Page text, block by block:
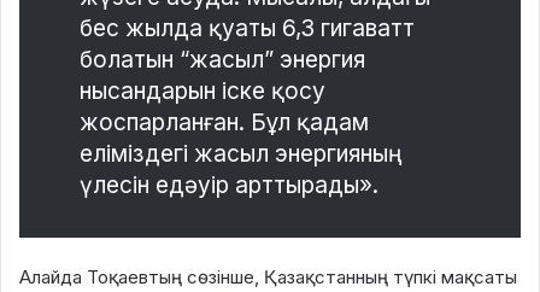
бес жылда қуаты 6,3 гигаватт
болатын “жасыл” энергия
нысандарын іске қосу
жоспарланған. Бұл қадам
еліміздегі жасыл энергияның
үлесін едәуір арттырады».
Алайда Тоқаевтың сөзінше, Қазақстанның түпкі мақсаты